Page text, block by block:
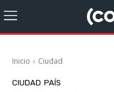
Inicio Ciudad
CIUDAD PAÍS